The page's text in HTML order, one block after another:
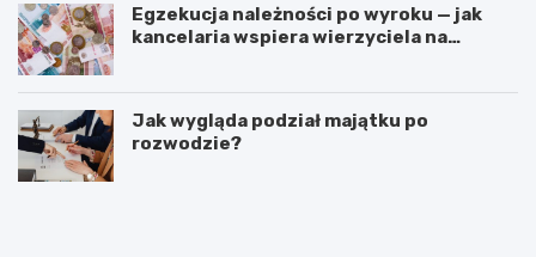
Egzekucja należności po wyroku — jak
kancelaria wspiera wierzyciela na
Jak wygląda podział majątku po
rozwodzie?